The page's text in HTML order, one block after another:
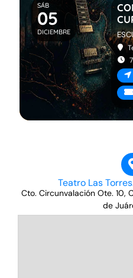
SÁB
05
DICIEMBRE
Teatro Las
Cto. Circunvalación Ote. 10,
de